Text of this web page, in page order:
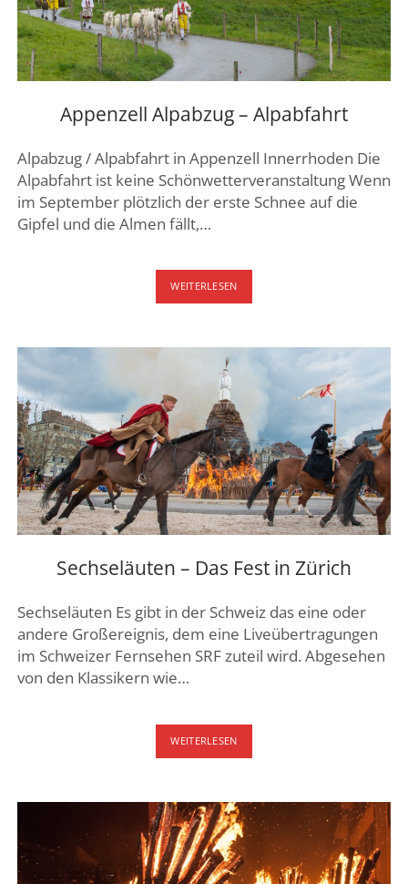
DREI SEEN LAND
GENFER SEE – WAADTLAND
JURA
ZÜRICH
Appenzell Alpabzug – Alpabfahrt
Alpabzug / Alpabfahrt in Appenzell Innerrhoden Die
Alpabfahrt ist keine Schönwetterveranstaltung Wenn
im September plötzlich der erste Schnee auf die
Gipfel und die Almen fällt,…
WEITERLESENAPPENZELL
ALPABZUG
Sechseläuten – Das Fest in Zürich
Sechseläuten Es gibt in der Schweiz das eine oder
andere Großereignis, dem eine Liveübertragungen
im Schweizer Fernsehen SRF zuteil wird. Abgesehen
von den Klassikern wie…
WEITERLESENSECHSELÄUTEN
–
IN
ZÜRICH